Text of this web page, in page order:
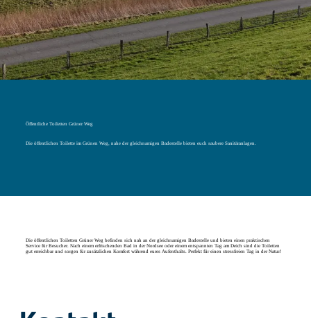
Unterkünfte suchen
Öffentliche Toiletten Grüner Weg
Die öffentlichen Toilette im Grünen Weg, nahe der gleichnamigen Badestelle bieten euch saubere Sanitäranlagen.
Die öffentlichen Toiletten Grüner Weg befinden sich nah an der gleichnamigen Badestelle und bieten einen praktischen
Service für Besucher. Nach einem erfrischenden Bad in der Nordsee oder einem entspannten Tag am Deich sind die Toiletten
gut erreichbar und sorgen für zusätzlichen Komfort während eures Aufenthalts. Perfekt für einen stressfreien Tag in der Natur!